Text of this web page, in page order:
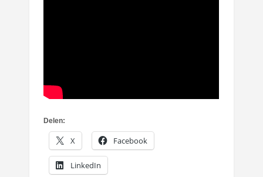
Delen:
X Facebook
LinkedIn